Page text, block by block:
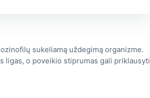
sukeliamą uždegimą organizme.
ligas, o poveikio stiprumas gali priklausyti